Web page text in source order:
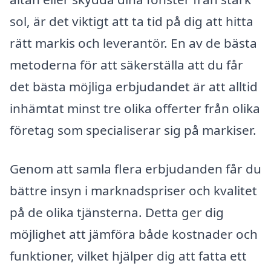
sol, är det viktigt att ta tid på dig att hitta
rätt markis och leverantör. En av de bästa
metoderna för att säkerställa att du får
det bästa möjliga erbjudandet är att alltid
inhämtat minst tre olika offerter från olika
företag som specialiserar sig på markiser.
Genom att samla flera erbjudanden får du
bättre insyn i marknadspriser och kvalitet
på de olika tjänsterna. Detta ger dig
möjlighet att jämföra både kostnader och
funktioner, vilket hjälper dig att fatta ett